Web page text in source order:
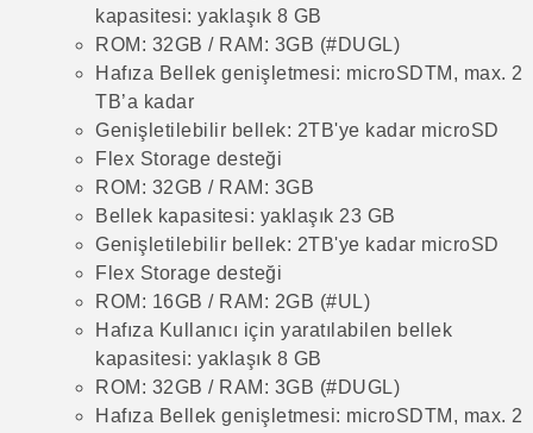
kapasitesi: yaklaşık 8 GB
ROM: 32GB / RAM: 3GB (#DUGL)
Hafıza Bellek genişletmesi: microSDTM, max. 2
TB’a kadar
Genişletilebilir bellek: 2TB'ye kadar microSD
Flex Storage desteği
ROM: 32GB / RAM: 3GB
Bellek kapasitesi: yaklaşık 23 GB
Genişletilebilir bellek: 2TB'ye kadar microSD
Flex Storage desteği
ROM: 16GB / RAM: 2GB (#UL)
Hafıza Kullanıcı için yaratılabilen bellek
kapasitesi: yaklaşık 8 GB
ROM: 32GB / RAM: 3GB (#DUGL)
Hafıza Bellek genişletmesi: microSDTM, max. 2